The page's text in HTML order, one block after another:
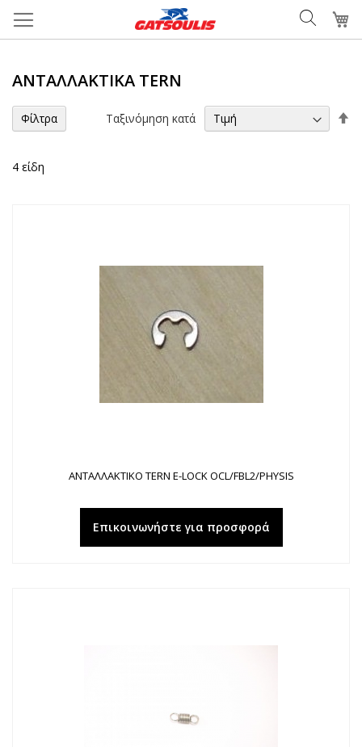
περιεχόμενο
ΑΝΤΑΛΛΑΚΤΙΚΆ TERN
4 είδη
Ταξινόμηση κατά
ΑΝΤΑΛΛΑΚΤΙΚΟ TERN E-LOCK OCL/FBL2/PHYSIS
Επικοινωνήστε για προσφορά
Φίλτρα